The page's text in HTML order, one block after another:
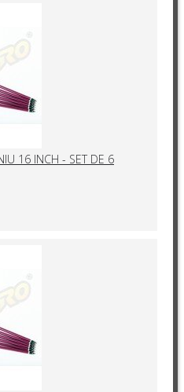
16 INCH - SET DE 6